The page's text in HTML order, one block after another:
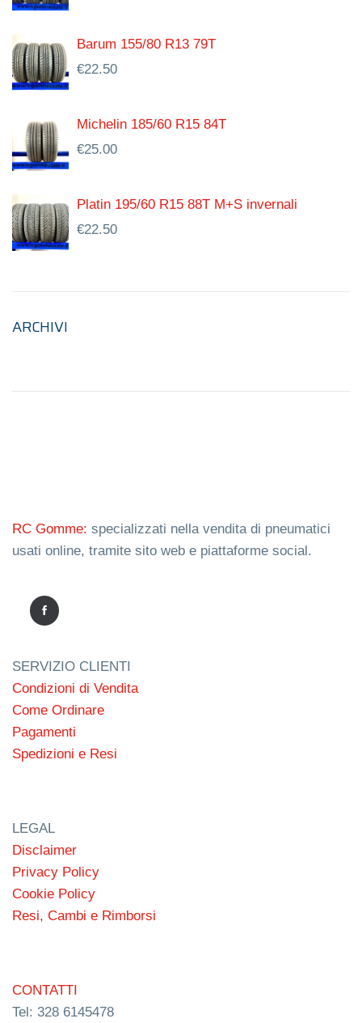
Barum 155/80 R13 79T
€22.50
Michelin 185/60 R15 84T
€25.00
Platin 195/60 R15 88T M+S invernali
€22.50
ARCHIVI
RC Gomme: specializzati nella vendita di pneumatici
usati online, tramite sito web e piattaforme social.
SERVIZIO CLIENTI
Condizioni di Vendita
Come Ordinare
Pagamenti
Spedizioni e Resi
LEGAL
Disclaimer
Privacy Policy
Cookie Policy
Resi, Cambi e Rimborsi
CONTATTI
Tel: 328 6145478